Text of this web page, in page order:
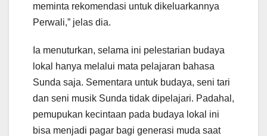
meminta rekomendasi untuk dikeluarkannya
Perwali,” jelas dia.
Ia menuturkan, selama ini pelestarian budaya
lokal hanya melalui mata pelajaran bahasa
Sunda saja. Sementara untuk budaya, seni tari
dan seni musik Sunda tidak dipelajari. Padahal,
pemupukan kecintaan pada budaya lokal ini
bisa menjadi pagar bagi generasi muda saat